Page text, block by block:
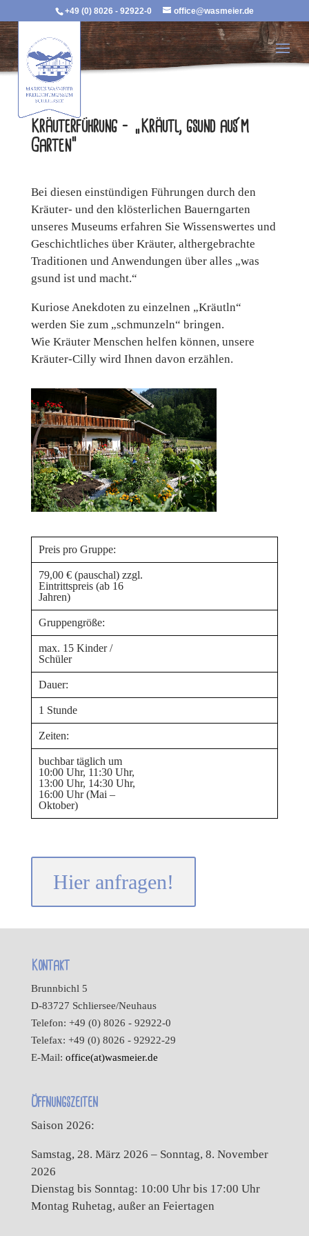
+49 (0) 8026 - 92922-0 office@wasmeier.de
Kräuterführung – „Kräutl, gsund aus´m
Garten“
Bei diesen einstündigen Führungen durch den
Kräuter- und den klösterlichen Bauerngarten
unseres Museums erfahren Sie Wissenswertes und
Geschichtliches über Kräuter, althergebrachte
Traditionen und Anwendungen über alles „was
gsund ist und macht.“
Kuriose Anekdoten zu einzelnen „Kräutln“
werden Sie zum „schmunzeln“ bringen.
Wie Kräuter Menschen helfen können, unsere
Kräuter-Cilly wird Ihnen davon erzählen.
Preis pro Gruppe:
79,00 € (pauschal) zzgl.
Eintrittspreis (ab 16
Jahren)
Gruppengröße:
max. 15 Kinder /
Schüler
Dauer:
1 Stunde
Zeiten:
buchbar täglich um
10:00 Uhr, 11:30 Uhr,
13:00 Uhr, 14:30 Uhr,
16:00 Uhr (Mai –
Oktober)
Hier anfragen!
Kontakt
Brunnbichl 5
D-83727 Schliersee/Neuhaus
Telefon: +49 (0) 8026 - 92922-0
Telefax: +49 (0) 8026 - 92922-29
E-Mail: office(at)wasmeier.de
Öffnungszeiten
Saison 2026:
Samstag, 28. März 2026 – Sonntag, 8. November
2026
Dienstag bis Sonntag: 10:00 Uhr bis 17:00 Uhr
Montag Ruhetag, außer an Feiertagen